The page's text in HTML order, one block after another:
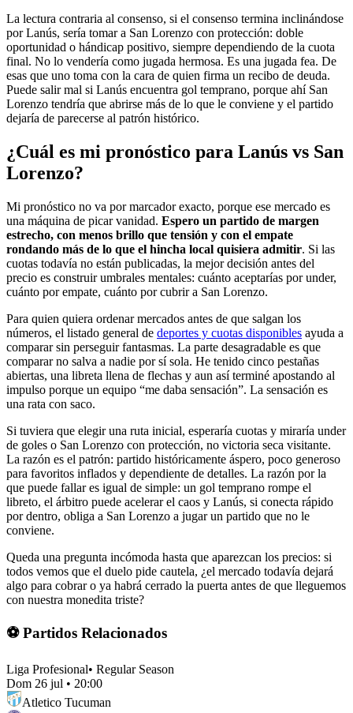
La lectura contraria al consenso, si el consenso termina inclinándose
por Lanús, sería tomar a San Lorenzo con protección: doble
oportunidad o hándicap positivo, siempre dependiendo de la cuota
final. No lo vendería como jugada hermosa. Es una jugada fea. De
esas que uno toma con la cara de quien firma un recibo de deuda.
Puede salir mal si Lanús encuentra gol temprano, porque ahí San
Lorenzo tendría que abrirse más de lo que le conviene y el partido
dejaría de parecerse al patrón histórico.
¿Cuál es mi pronóstico para Lanús vs San
Lorenzo?
Mi pronóstico no va por marcador exacto, porque ese mercado es
una máquina de picar vanidad. Espero un partido de margen
estrecho, con menos brillo que tensión y con el empate
rondando más de lo que el hincha local quisiera admitir. Si las
cuotas todavía no están publicadas, la mejor decisión antes del
precio es construir umbrales mentales: cuánto aceptarías por under,
cuánto por empate, cuánto por cubrir a San Lorenzo.
Para quien quiera ordenar mercados antes de que salgan los
números, el listado general de deportes y cuotas disponibles ayuda a
comparar sin perseguir fantasmas. La parte desagradable es que
comparar no salva a nadie por sí sola. He tenido cinco pestañas
abiertas, una libreta llena de flechas y aun así terminé apostando al
impulso porque un equipo “me daba sensación”. La sensación es
una rata con saco.
Si tuviera que elegir una ruta inicial, esperaría cuotas y miraría under
de goles o San Lorenzo con protección, no victoria seca visitante.
La razón es el patrón: partido históricamente áspero, poco generoso
para favoritos inflados y dependiente de detalles. La razón por la
que puede fallar es igual de simple: un gol temprano rompe el
libreto, el árbitro puede acelerar el caos y Lanús, si conecta rápido
por dentro, obliga a San Lorenzo a jugar un partido que no le
conviene.
Queda una pregunta incómoda hasta que aparezcan los precios: si
todos vemos que el duelo pide cautela, ¿el mercado todavía dejará
algo para cobrar o ya habrá cerrado la puerta antes de que lleguemos
con nuestra monedita triste?
⚽ Partidos Relacionados
Liga Profesional• Regular Season
Dom 26 jul • 20:00
Atletico Tucuman